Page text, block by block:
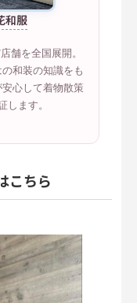
和服
舗を全国展開。
和装の知識をも
心して着物散策
ます。
こちら